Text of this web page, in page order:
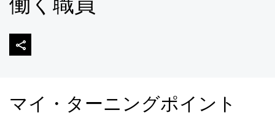
マイ・ターニングポイント